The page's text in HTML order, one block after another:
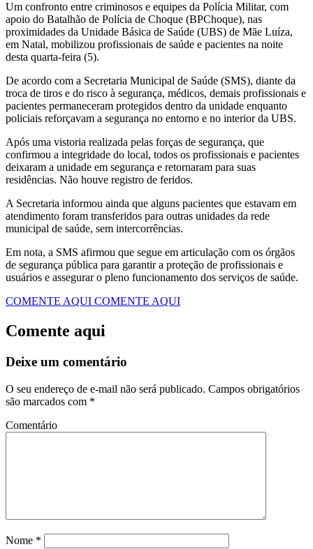
Um confronto entre criminosos e equipes da Polícia Militar, com
apoio do Batalhão de Polícia de Choque (BPChoque), nas
proximidades da Unidade Básica de Saúde (UBS) de Mãe Luíza,
em Natal, mobilizou profissionais de saúde e pacientes na noite
desta quarta-feira (5).
De acordo com a Secretaria Municipal de Saúde (SMS), diante da
troca de tiros e do risco à segurança, médicos, demais profissionais e
pacientes permaneceram protegidos dentro da unidade enquanto
policiais reforçavam a segurança no entorno e no interior da UBS.
Após uma vistoria realizada pelas forças de segurança, que
confirmou a integridade do local, todos os profissionais e pacientes
deixaram a unidade em segurança e retornaram para suas
residências. Não houve registro de feridos.
A Secretaria informou ainda que alguns pacientes que estavam em
atendimento foram transferidos para outras unidades da rede
municipal de saúde, sem intercorrências.
Em nota, a SMS afirmou que segue em articulação com os órgãos
de segurança pública para garantir a proteção de profissionais e
usuários e assegurar o pleno funcionamento dos serviços de saúde.
COMENTE AQUI COMENTE AQUI
Comente aqui
Deixe um comentário
O seu endereço de e-mail não será publicado. Campos obrigatórios
são marcados com *
Comentário
Nome *